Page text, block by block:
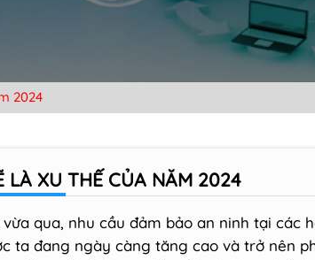
2024
LÀ XU THẾ CỦA NĂM 2024
qua, nhu cầu đảm bảo an ninh tại các
ta đang ngày càng tăng cao và trở nên